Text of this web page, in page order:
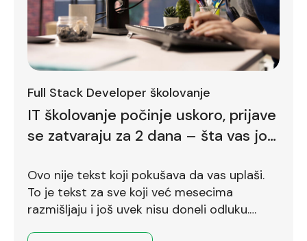
Full Stack Developer školovanje
IT školovanje počinje uskoro, prijave
se zatvaraju za 2 dana – šta vas još
Ovo nije tekst koji pokušava da vas uplaši.
To je tekst za sve koji već mesecima
razmišljaju i još uvek nisu doneli odluku.